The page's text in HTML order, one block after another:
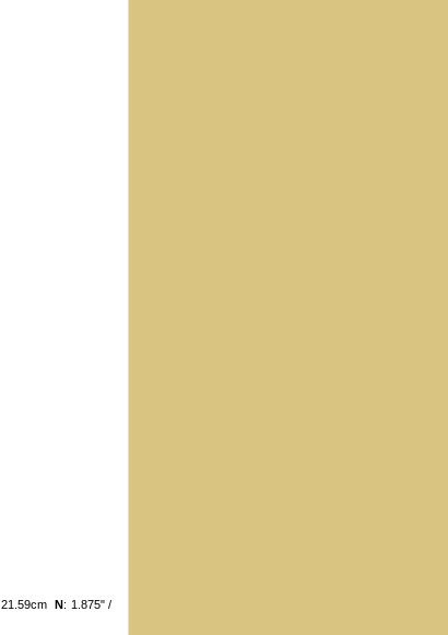
21.59cmN: 1.875" /